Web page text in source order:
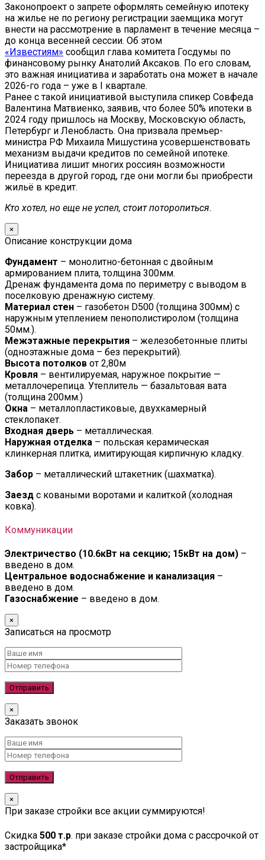
Законопроект о запрете оформлять семейную ипотеку
на жилье не по региону регистрации заемщика могут
внести на рассмотрение в парламент в течение месяца –
до конца весенней сессии. Об этом
«Известиям» сообщил глава комитета Госдумы по
финансовому рынку Анатолий Аксаков. По его словам,
это важная инициатива и заработать она может в начале
2026-го года – уже в I квартале.
Ранее с такой инициативой выступила спикер Совфеда
Валентина Матвиенко, заявив, что более 50% ипотеки в
2024 году пришлось на Москву, Московскую область,
Петербург и Ленобласть. Она призвала премьер-
министра РФ Михаила Мишустина усовершенствовать
механизм выдачи кредитов по семейной ипотеке.
Инициатива лишит многих россиян возможности
переезда в другой город, где они могли бы приобрести
жильё в кредит.
Кто хотел, но еще не успел, стоит поторопиться.
×
Описание конструкции дома
Фундамент – монолитно-бетонная с двойным
армированием плита, толщина 300мм.
Дренаж фундамента дома по периметру с выводом в
поселковую дренажную систему.
Материал стен – газобетон D500 (толщина 300мм) с
наружным утеплением пенополистиролом (толщина
50мм.).
Межэтажные перекрытия – железобетонные плиты
(одноэтажные дома – без перекрытий).
Высота потолков от 2,80м
Кровля – вентилируемая, наружное покрытие —
металлочерепица. Утеплитель — базальтовая вата
(толщина 200мм.)
Окна – металлопластиковые, двухкамерный
стеклопакет.
Входная дверь – металлическая.
Наружная отделка – польская керамическая
клинкерная плитка, имитирующая кирпичную кладку.
Забор – металлический штакетник (шахматка).
Заезд с коваными воротами и калиткой (холодная
ковка).
Коммуникации
Электричество (10.6кВт на секцию; 15кВт на дом) –
введено в дом.
Центральное водоснабжение и канализация –
введено в дом.
Газоснабжение – введено в дом.
×
Записаться на просмотр
×
Заказать звонок
×
При заказе стройки все акции суммируются!
Скидка 500 т.р. при заказе стройки дома с рассрочкой от
застройщика*